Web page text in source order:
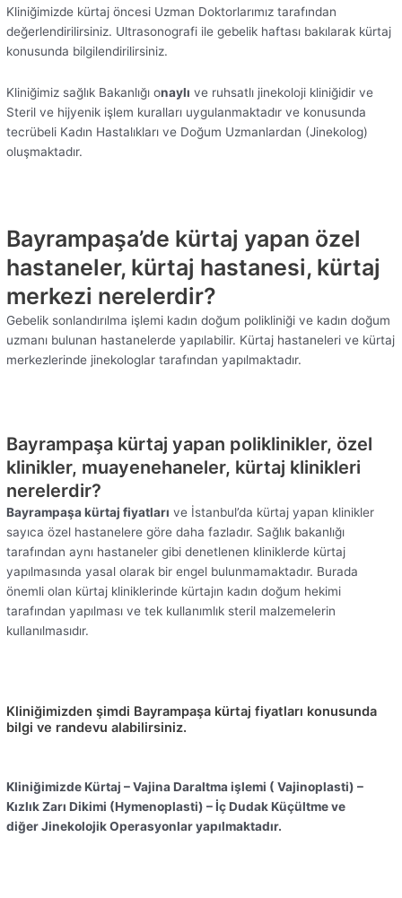
Kliniğimizde kürtaj öncesi Uzman Doktorlarımız tarafından
değerlendirilirsiniz. Ultrasonografi ile gebelik haftası bakılarak kürtaj
konusunda bilgilendirilirsiniz.
Kliniğimiz sağlık Bakanlığı onaylı ve ruhsatlı jinekoloji kliniğidir ve
Steril ve hijyenik işlem kuralları uygulanmaktadır ve konusunda
tecrübeli Kadın Hastalıkları ve Doğum Uzmanlardan (Jinekolog)
oluşmaktadır.
Bayrampaşa’de kürtaj yapan özel
hastaneler, kürtaj hastanesi, kürtaj
merkezi nerelerdir?
Gebelik sonlandırılma işlemi kadın doğum polikliniği ve kadın doğum
uzmanı bulunan hastanelerde yapılabilir. Kürtaj hastaneleri ve kürtaj
merkezlerinde jinekologlar tarafından yapılmaktadır.
Bayrampaşa kürtaj yapan poliklinikler, özel
klinikler, muayenehaneler, kürtaj klinikleri
nerelerdir?
Bayrampaşa kürtaj fiyatları ve İstanbul’da kürtaj yapan klinikler
sayıca özel hastanelere göre daha fazladır. Sağlık bakanlığı
tarafından aynı hastaneler gibi denetlenen kliniklerde kürtaj
yapılmasında yasal olarak bir engel bulunmamaktadır. Burada
önemli olan kürtaj kliniklerinde kürtajın kadın doğum hekimi
tarafından yapılması ve tek kullanımlık steril malzemelerin
kullanılmasıdır.
Kliniğimizden şimdi Bayrampaşa kürtaj fiyatları konusunda
bilgi ve randevu alabilirsiniz.
Kliniğimizde Kürtaj – Vajina Daraltma işlemi ( Vajinoplasti) –
Kızlık Zarı Dikimi (Hymenoplasti) – İç Dudak Küçültme ve
diğer Jinekolojik Operasyonlar yapılmaktadır.